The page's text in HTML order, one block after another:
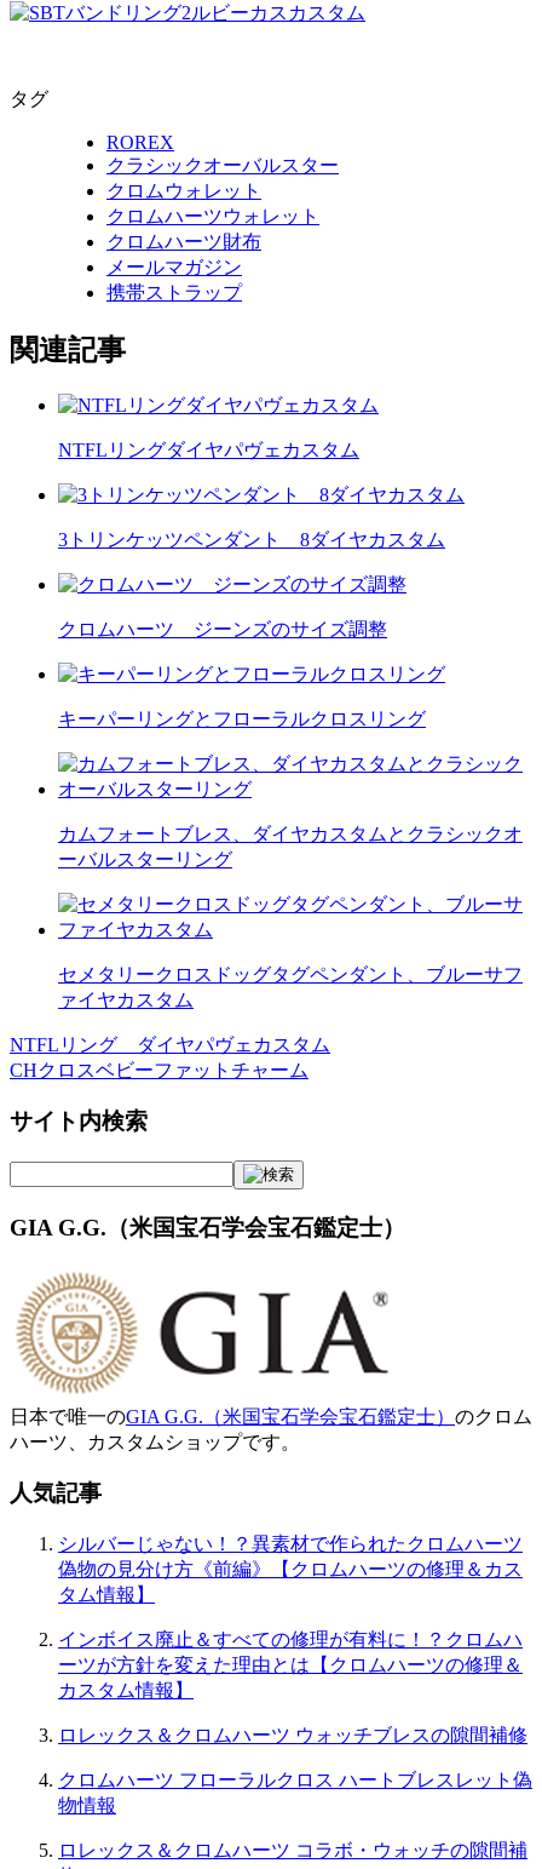
タグ
ROREX
クラシックオーバルスター
クロムウォレット
クロムハーツウォレット
クロムハーツ財布
メールマガジン
携帯ストラップ
関連記事
NTFLリングダイヤパヴェカスタム
3トリンケッツペンダント 8ダイヤカスタム
クロムハーツ ジーンズのサイズ調整
キーパーリングとフローラルクロスリング
カムフォートブレス、ダイヤカスタムとクラシックオ
ーバルスターリング
セメタリークロスドッグタグペンダント、ブルーサフ
ァイヤカスタム
投
稿
ナ
ビ
ー
シ
ョ
ン
NTFLリング ダイヤパヴェカスタム
CHクロスベビーファットチャーム
サイト内検索
GIA G.G.（米国宝石学会宝石鑑定士）
日本で唯一のGIA G.G.（米国宝石学会宝石鑑定士） のクロム
ハーツ、カスタムショップです。
人気記事
シルバーじゃない！？異素材で作られたクロムハーツ
偽物の見分け方《前編》【クロムハーツの修理＆カス
タム情報】
インボイス廃止＆すべての修理が有料に！？クロムハ
ーツが方針を変えた理由とは【クロムハーツの修理＆
カスタム情報】
ロレックス＆クロムハーツ ウォッチブレスの隙間補修
クロムハーツ フローラルクロス ハートブレスレット偽
物情報
ロレックス＆クロムハーツ コラボ・ウォッチの隙間補